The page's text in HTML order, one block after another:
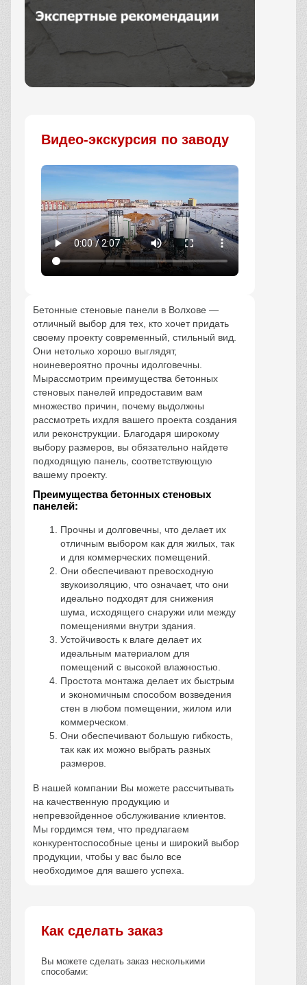
Видео-экскурсия по заводу
Бетонные стеновые панели в Волхове —
отличный выбор для тех, кто хочет придать
своему проекту современный, стильный вид.
Они нетолько хорошо выглядят,
ноиневероятно прочны идолговечны.
Мырассмотрим преимущества бетонных
стеновых панелей ипредоставим вам
множество причин, почему выдолжны
рассмотреть ихдля вашего проекта создания
или реконструкции. Благодаря широкому
выбору размеров, вы обязательно найдете
подходящую панель, соответствующую
вашему проекту.
Преимущества бетонных стеновых
панелей:
Прочны и долговечны, что делает их
отличным выбором как для жилых, так
и для коммерческих помещений.
Они обеспечивают превосходную
звукоизоляцию, что означает, что они
идеально подходят для снижения
шума, исходящего снаружи или между
помещениями внутри здания.
Устойчивость к влаге делает их
идеальным материалом для
помещений с высокой влажностью.
Простота монтажа делает их быстрым
и экономичным способом возведения
стен в любом помещении, жилом или
коммерческом.
Они обеспечивают большую гибкость,
так как их можно выбрать разных
размеров.
В нашей компании Вы можете рассчитывать
на качественную продукцию и
непревзойденное обслуживание клиентов.
Мы гордимся тем, что предлагаем
конкурентоспособные цены и широкий выбор
продукции, чтобы у вас было все
необходимое для вашего успеха.
Как сделать заказ
Вы можете сделать заказ несколькими
способами: